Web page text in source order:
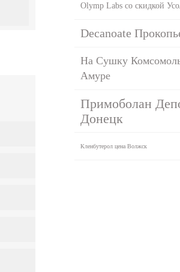
Olymp Labs со скидкой
Decanoate
На Сушку
Амуре
Примоболан
Донецк
Кленбутерол цена Волжск